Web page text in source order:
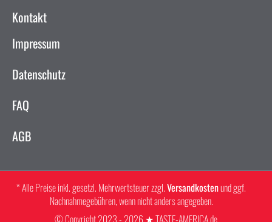
Kontakt
Impressum
Datenschutz
FAQ
AGB
* Alle Preise inkl. gesetzl. Mehrwertsteuer zzgl.Versandkostenund ggf.
Nachnahmegebühren, wenn nicht anders angegeben.